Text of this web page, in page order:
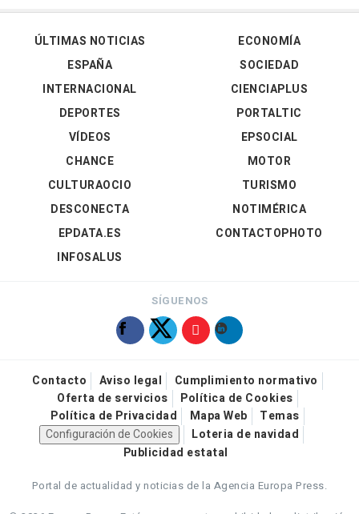
ÚLTIMAS NOTICIAS
ESPAÑA
INTERNACIONAL
DEPORTES
VÍDEOS
ECONOMÍA
SOCIEDAD
CIENCIAPLUS
PORTALTIC
EPSOCIAL
CHANCE
CULTURAOCIO
DESCONECTA
EPDATA.ES
INFOSALUS
MOTOR
TURISMO
NOTIMÉRICA
CONTACTOPHOTO
SÍGUENOS
Contacto Aviso legal
Cumplimiento normativo
Oferta de servicios
Política de Cookies
Política de Privacidad
Mapa Web
Temas
Configuración de Cookies
Loteria de navidad
Publicidad estatal
Portal de actualidad y noticias de la Agencia Europa Press.